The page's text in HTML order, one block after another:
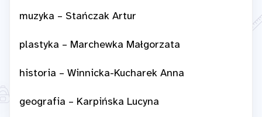
muzyka – Stańczak Artur
plastyka – Marchewka Małgorzata
historia – Winnicka-Kucharek Anna
geografia – Karpińska Lucyna